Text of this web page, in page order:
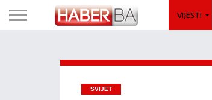
VIJESTI
SVIJET